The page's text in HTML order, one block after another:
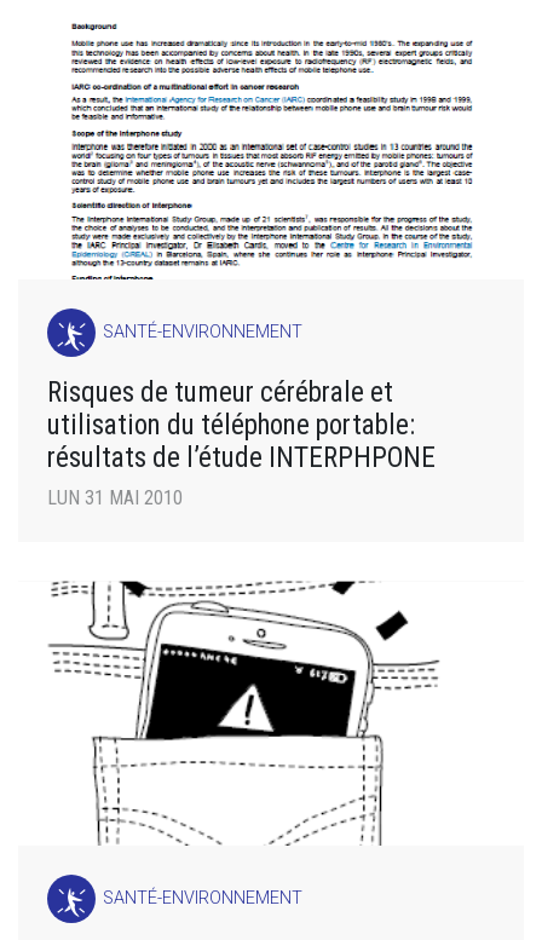
SANTÉ-ENVIRONNEMENT
Risques de tumeur cérébrale et
utilisation du téléphone portable:
résultats de l’étude INTERPHPONE
LUN 31 MAI 2010
SANTÉ-ENVIRONNEMENT